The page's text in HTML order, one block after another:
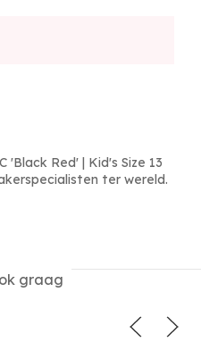
'Black Red' | Kid's Size 13
ter wereld.
graag